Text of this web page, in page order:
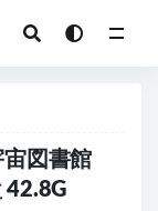
宙図書館
42.8G